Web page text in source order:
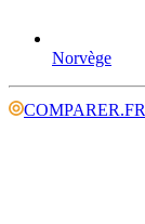
Norvège
COMPARER.FR